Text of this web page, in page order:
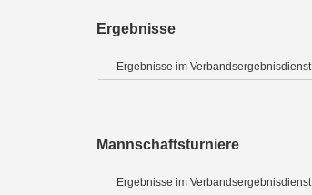
Ergebnisse
Ergebnisse im Verbandsergebnisdienst
Mannschaftsturniere
Ergebnisse im Verbandsergebnisdienst